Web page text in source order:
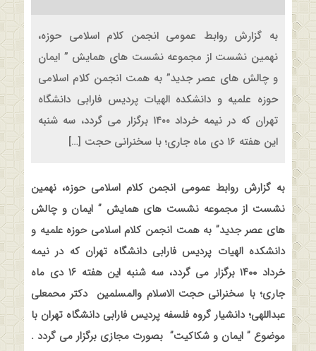
به گزارش روابط عمومی انجمن کلام اسلامی حوزه،
نهمین نشست از مجموعه نشست های همایش ” ایمان
و چالش های عصر جدید” به همت انجمن کلام اسلامی
حوزه علمیه و دانشکده الهیات پردیس فارابی دانشگاه
تهران که در نیمه خرداد ۱۴۰۰ برگزار می گردد، سه شنبه
این هفته ۱۶ دی ماه جاری؛ با سخنرانی حجت […]
به گزارش روابط عمومی انجمن کلام اسلامی حوزه، نهمین
نشست از مجموعه نشست های همایش ” ایمان و چالش
های عصر جدید” به همت انجمن کلام اسلامی حوزه علمیه و
دانشکده الهیات پردیس فارابی دانشگاه تهران که در نیمه
خرداد ۱۴۰۰ برگزار می گردد، سه شنبه این هفته ۱۶ دی ماه
جاری؛ با سخنرانی حجت الاسلام والمسلمین دکتر محمعلی
عبداللهی؛ دانشیار گروه فلسفه پردیس فارابی دانشگاه تهران با
موضوع ” ایمان و شکاکیت” بصورت مجازی برگزار می گردد .